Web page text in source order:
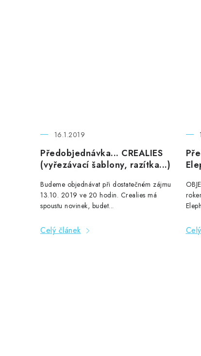
Předobjednávka... CREALIES
(vyřezávací šablony, razítka...)
16.1.2019
Budeme objednávat při dostatečném zájmu
13.10. 2019 ve 20 hodin. Crealies má
spoustu novinek, budet...
Celý článek